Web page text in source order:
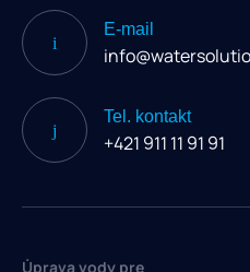
E-mail
Tel. kontakt
+421 911 11 91 91
Úprava vody pre